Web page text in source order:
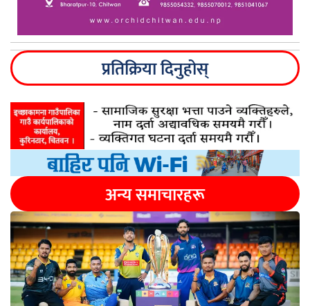
प्रतिक्रिया दिनुहोस्
अन्य समाचारहरू